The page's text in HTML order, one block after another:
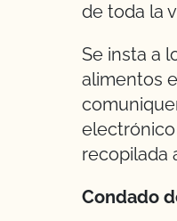
de toda la
Se insta a
alimentos
electrónico
recopilada
Condado